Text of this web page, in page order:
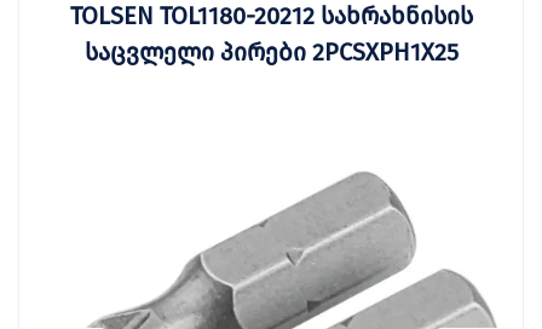
TOLSEN TOL1180-20212 სახრახნისის
საცვლელი პირები 2PCSXPH1X25
მცენარეთა
მოვლა
ბრენდები ბლოგი